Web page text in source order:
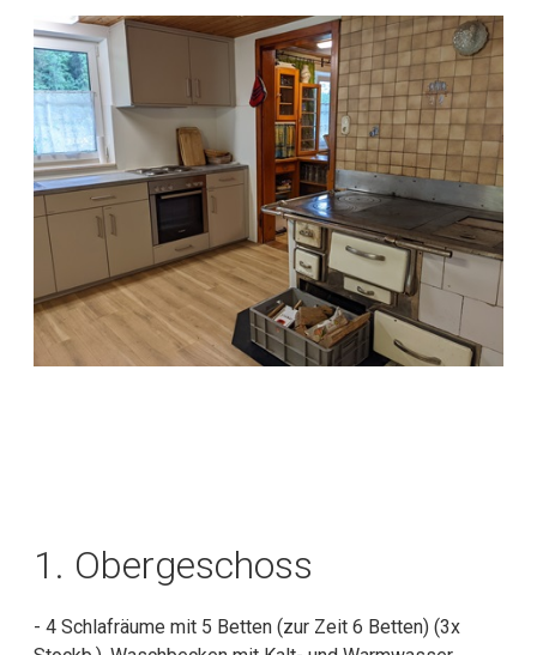
1. Obergeschoss
- 4 Schlafräume mit 5 Betten (zur Zeit 6 Betten) (3x